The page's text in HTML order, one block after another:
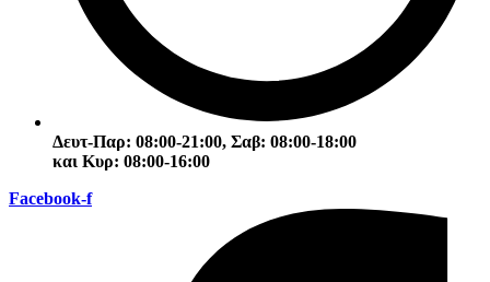
Δευτ-Παρ: 08:00-21:00, Σαβ: 08:00-18:00
και Κυρ: 08:00-16:00
Facebook-f